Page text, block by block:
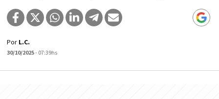
Por L.C.
30/10/2025- 07:39hs